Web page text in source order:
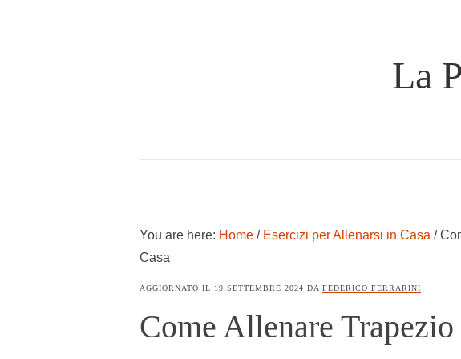
La
PALESTRA
You are here: Home / Esercizi per Allenarsi in Casa /
Casa
AGGIORNATO IL 19 SETTEMBRE 2024 DAFEDERICO FERRARINI
Come Allenare